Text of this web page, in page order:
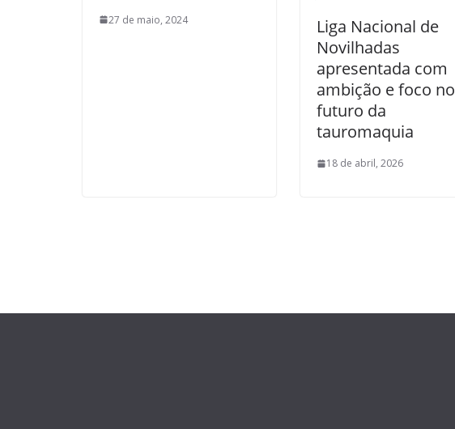
27 de maio, 2024
Liga Nacional de
Novilhadas
apresentada com
ambição e foco no
futuro da
tauromaquia
18 de abril, 2026